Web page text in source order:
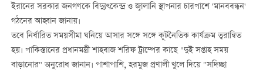
ইরানের সরকার জনগণকে বিদ্যুৎকেন্দ্র ও জ্বালানি স্থাপনার চারপাশে 'মানববন্ধন'
গঠনের আহ্বান জানায়।
তবে নির্ধারিত সময়সীমা ঘনিয়ে আসার সঙ্গে সঙ্গে কূটনৈতিক কার্যক্রম ত্বরান্বিত
হয়। পাকিস্তানের প্রধানমন্ত্রী শাহবাজ শরিফ ট্রাম্পের কাছে "দুই সপ্তাহ সময়
বাড়ানোর" অনুরোধ জানান। পাশাপাশি, হরমুজ প্রণালী খুলে দিয়ে "সদিচ্ছা